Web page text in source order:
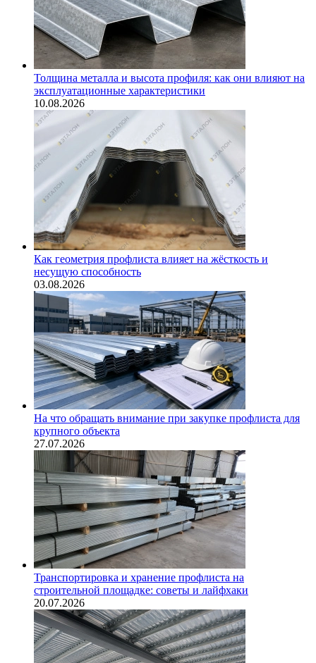
Толщина металла и высота профиля: как они влияют на
эксплуатационные характеристики
10.08.2026
Как геометрия профлиста влияет на жёсткость и
несущую способность
03.08.2026
На что обращать внимание при закупке профлиста для
крупного объекта
27.07.2026
Транспортировка и хранение профлиста на
строительной площадке: советы и лайфхаки
20.07.2026